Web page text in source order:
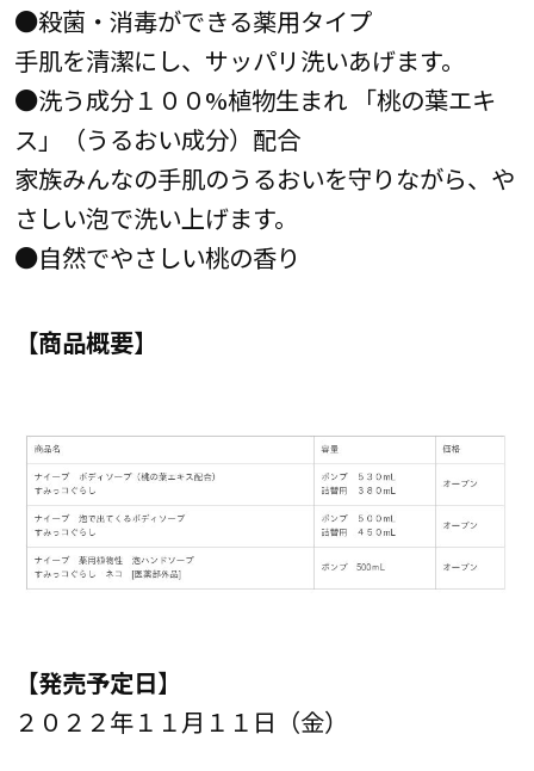
●殺菌・消毒ができる薬用タイプ
手肌を清潔にし、サッパリ洗いあげます。
●洗う成分１００%植物生まれ 「桃の葉エキ
ス」（うるおい成分）配合
家族みんなの手肌のうるおいを守りながら、や
さしい泡で洗い上げます。
●自然でやさしい桃の香り
【商品概要】
【発売予定日】
２０２２年１１月１１日（金）